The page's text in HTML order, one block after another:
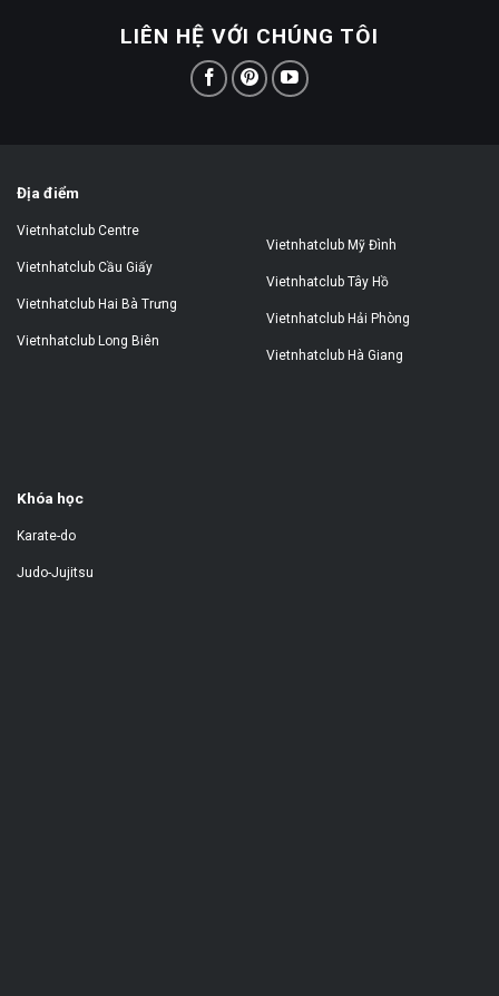
LIÊN HỆ VỚI CHÚNG TÔI
Địa điểm
Vietnhatclub Centre
Vietnhatclub Cầu Giấy
Vietnhatclub Hai Bà Trưng
Vietnhatclub Long Biên
Vietnhatclub Mỹ Đình
Vietnhatclub Tây Hồ
Vietnhatclub Hải Phòng
Vietnhatclub Hà Giang
Khóa học
Karate-do
Judo-Jujitsu